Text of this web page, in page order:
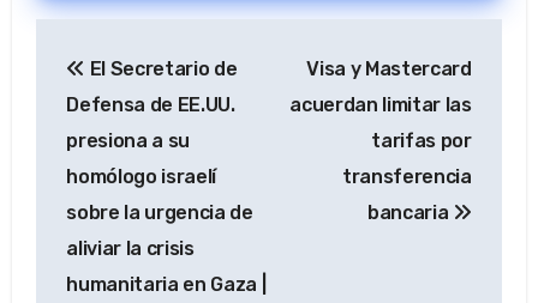
públicas
de
entradas
El Secretario de
Defensa de EE.UU.
presiona a su
homólogo israelí
sobre la urgencia de
aliviar la crisis
humanitaria en Gaza |
Visa y Mastercard
acuerdan limitar las
tarifas por
transferencia
bancaria